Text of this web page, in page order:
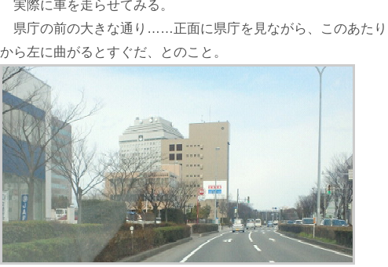
実際に車を走らせてみる。
県庁の前の大きな通り……正面に県庁を見ながら、このあたり
から左に曲がるとすぐだ、とのこと。